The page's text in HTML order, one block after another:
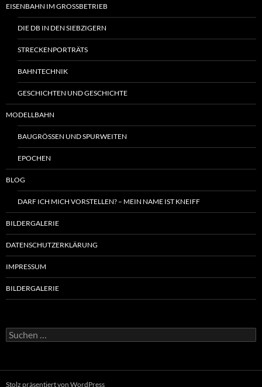
EISENBAHN IM GROSSBETRIEB
DIE DB IN DEN SIEBZIGERN
STRECKENPORTRÄTS
BAHNTECHNIK
GESCHICHTEN UND GESCHICHTE
MODELLBAHN
BAUGRÖSSEN UND SPURWEITEN
EPOCHEN
BLOG
DARF ICH MICH VORSTELLEN? – MEIN NAME IST KNEIFF
BILDERGALERIE
DATENSCHUTZERKLÄRUNG
IMPRESSUM
BILDERGALERIE
Suchen
nach:
Stolz präsentiert von WordPress